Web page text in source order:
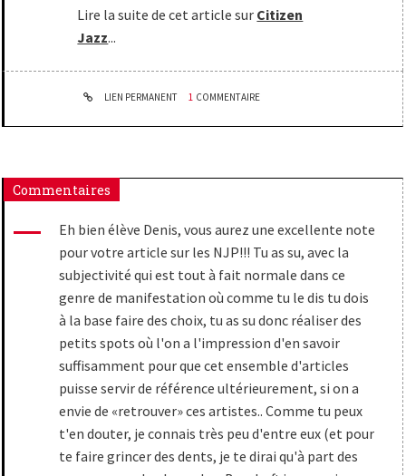
Lire la suite de cet article sur Citizen
Jazz...
LIEN PERMANENT 1 COMMENTAIRE
Commentaires
Eh bien élève Denis, vous aurez une excellente note
pour votre article sur les NJP!!! Tu as su, avec la
subjectivité qui est tout à fait normale dans ce
genre de manifestation où comme tu le dis tu dois
à la base faire des choix, tu as su donc réaliser des
petits spots où l'on a l'impression d'en savoir
suffisamment pour que cet ensemble d'articles
puisse servir de référence ultérieurement, si on a
envie de «retrouver» ces artistes.. Comme tu peux
t'en douter, je connais très peu d'entre eux (et pour
te faire grincer des dents, je te dirai qu'à part des